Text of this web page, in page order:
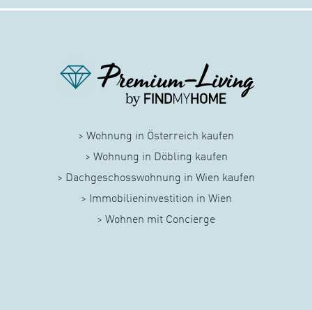
> Wohnung in Österreich kaufen
> Wohnung in Döbling kaufen
> Dachgeschosswohnung in Wien kaufen
> Immobilieninvestition in Wien
> Wohnen mit Concierge